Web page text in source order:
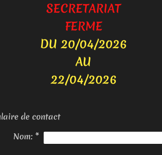
SECRETARIAT
FERME
DU 20/04/2026
AU
22/04/2026
de contact
Nom: *